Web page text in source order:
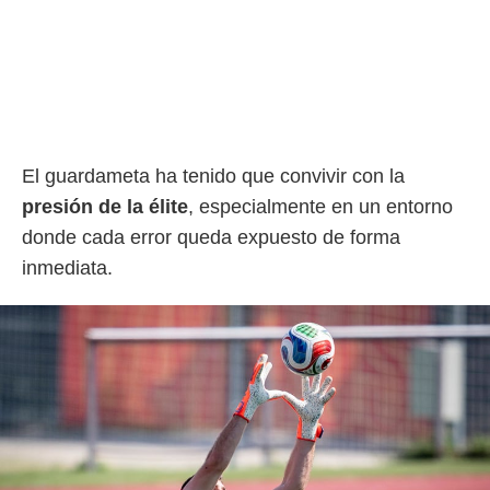
medir el
de la
de
de
uso de
con el
El guardameta ha tenido que convivir con la
presión de la élite, especialmente en un entorno
donde cada error queda expuesto de forma
inmediata.